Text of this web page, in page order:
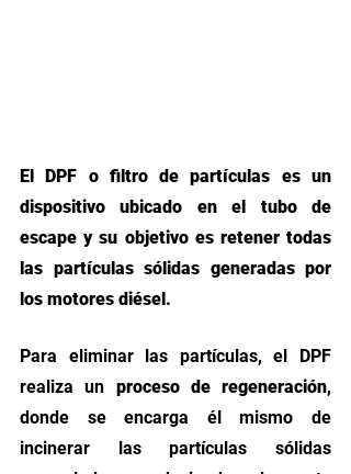
El DPF o filtro de partículas es un
dispositivo ubicado en el tubo de
escape y su objetivo es retener todas
las partículas sólidas generadas por
los motores diésel.
Para eliminar las partículas, el DPF
realiza un proceso de regeneración,
donde se encarga él mismo de
incinerar las partículas sólidas